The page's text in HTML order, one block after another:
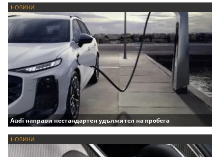
НОВИНИ
Audi направи нестандартен удължител на пробега
НОВИНИ